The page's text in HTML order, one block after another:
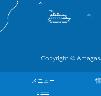
メニュー
Copyright ©